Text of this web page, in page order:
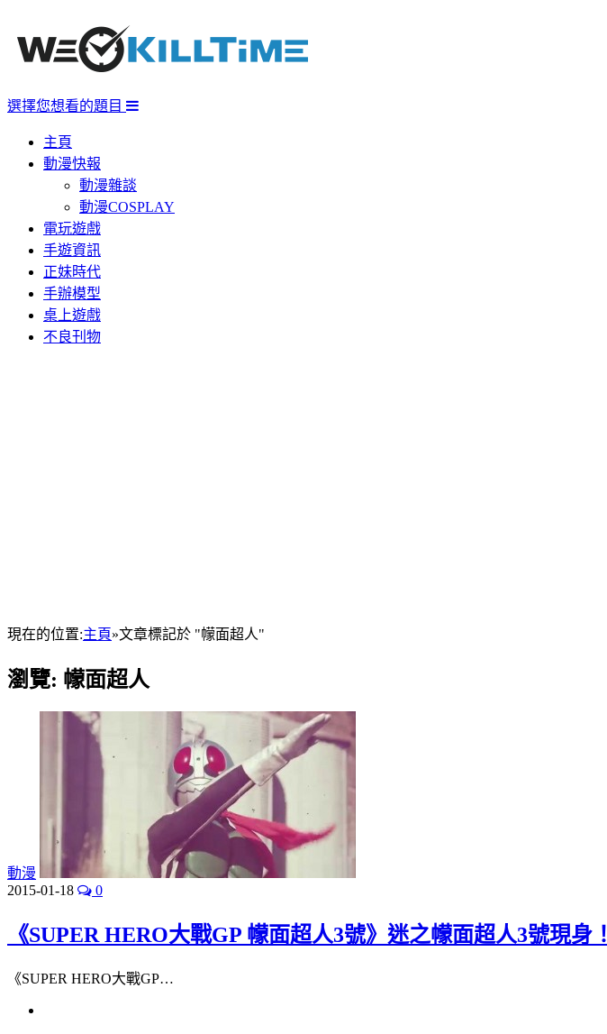
選擇您想看的題目
主頁
動漫快報
動漫雜談
動漫COSPLAY
電玩遊戲
手遊資訊
正妹時代
手辦模型
桌上遊戲
不良刊物
現在的位置:主頁»文章標記於 "幪面超人"
瀏覽: 幪面超人
動漫
2015-01-18
0
《SUPER HERO大戰GP 幪面超人3號》迷之幪面超人3號現身！
《SUPER HERO大戰GP…